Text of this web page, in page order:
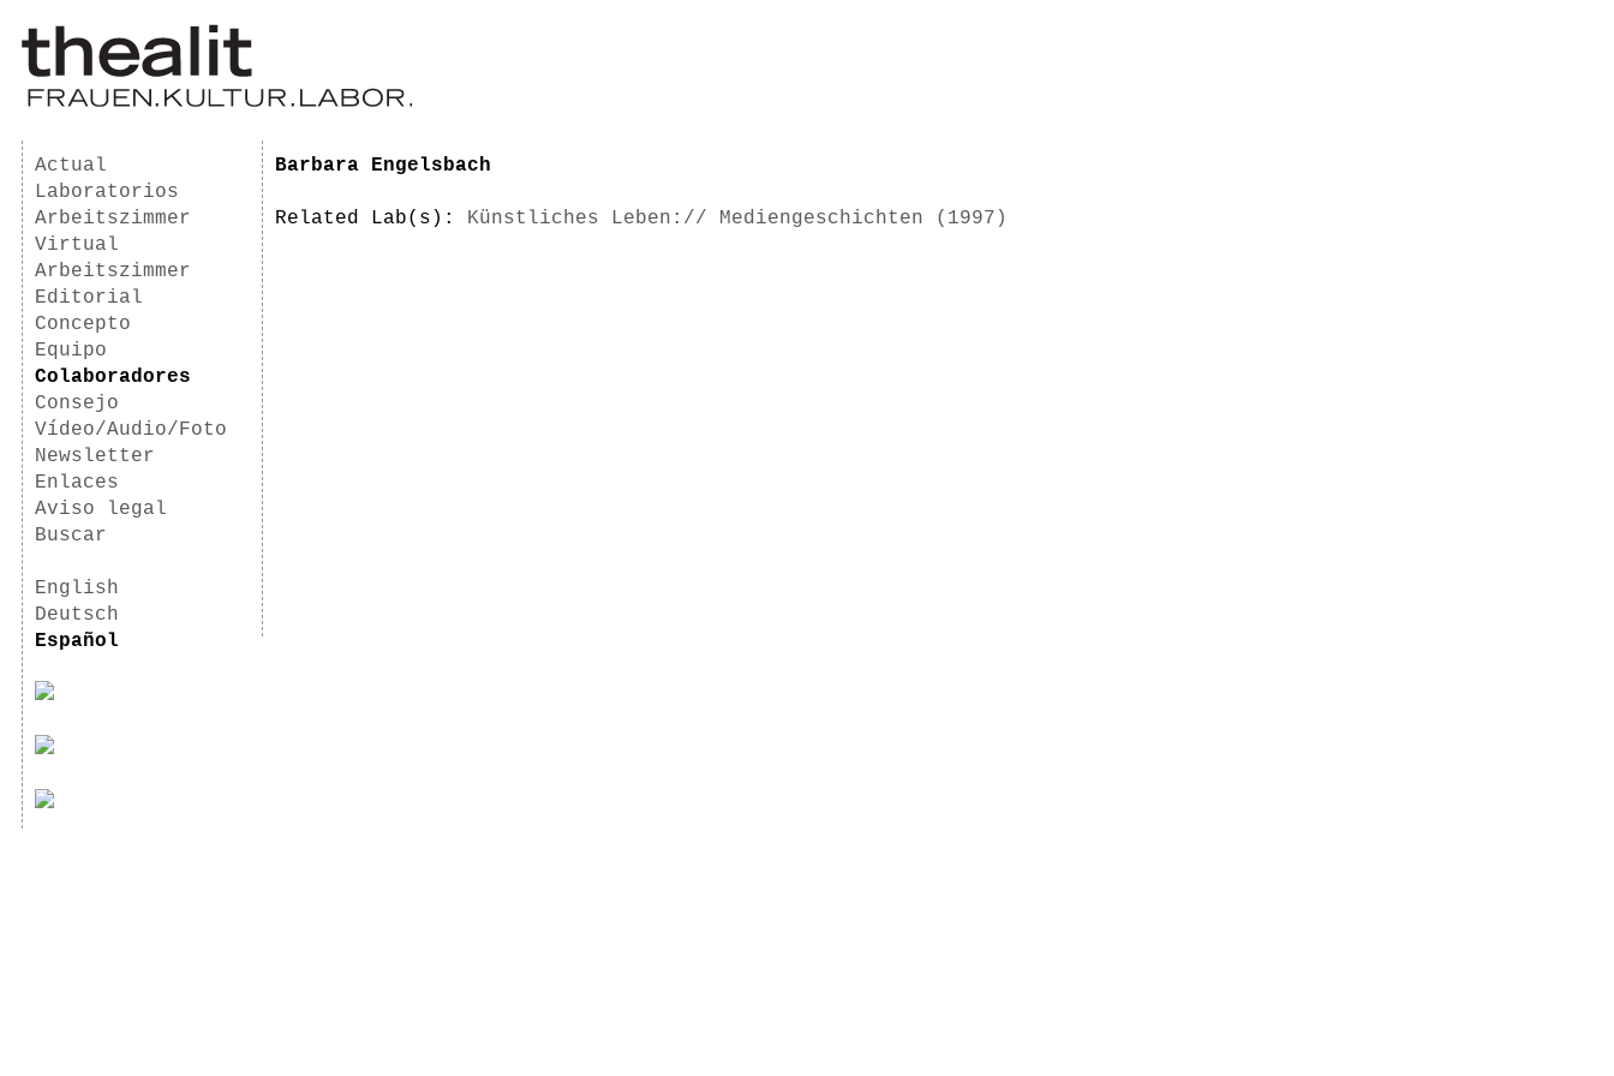
Actual
Laboratorios
Arbeitszimmer
Virtual
Arbeitszimmer
Editorial
Concepto
Equipo
Colaboradores
Consejo
Vídeo/Audio/Foto
Newsletter
Enlaces
Aviso legal
Buscar
English
Deutsch
Español
Barbara Engelsbach
Related Lab(s): Künstliches Leben:// Mediengeschichten (1997)